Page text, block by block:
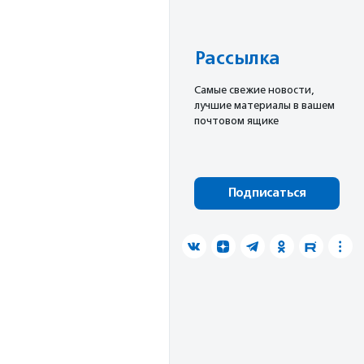
Рассылка
Cамые свежие новости,
лучшие материалы в вашем
почтовом ящике
Подписаться